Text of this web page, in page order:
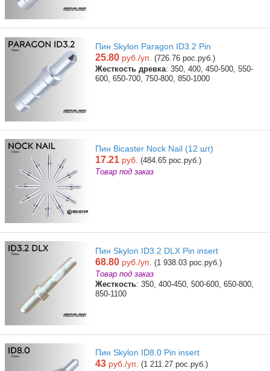
Пин Skylon Paragon ID3.2 Pin
25.80 руб./уп. (726.76 рос.руб.)
Жесткость древка: 350, 400, 450-500, 550-
600, 650-700, 750-800, 850-1000
Пин Bicaster Nock Nail (12 шт)
17.21 руб. (484.65 рос.руб.)
Товар под заказ
Пин Skylon ID3.2 DLX Pin insert
68.80 руб./уп. (1 938.03 рос.руб.)
Товар под заказ
Жесткость: 350, 400-450, 500-600, 650-800,
850-1100
Пин Skylon ID8.0 Pin insert
43 руб./уп. (1 211.27 рос.руб.)